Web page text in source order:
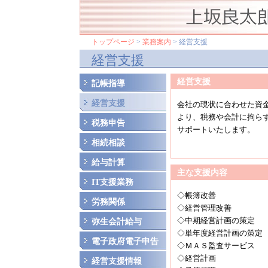
トップページ > 業務案内 > 経営支援
経営支援
経営支援
会社の現状に合わせた資
より、税務や会計に拘ら
サポートいたします。
主な支援内容
◇帳簿改善
◇経営管理改善
◇中期経営計画の策定
◇単年度経営計画の策定
◇ＭＡＳ監査サービス
◇経営計画
記帳指導
経営支援
税務申告
相続相談
給与計算
IT支援業務
労務関係
弥生会計給与
電子政府電子申告
経営支援情報